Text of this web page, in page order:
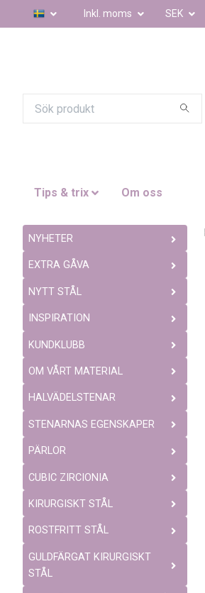
Inkl. moms SEK
Tips & trix Om oss
NYHETER
EXTRA GÅVA
NYTT STÅL
INSPIRATION
KUNDKLUBB
OM VÅRT MATERIAL
HALVÄDELSTENAR
STENARNAS EGENSKAPER
PÄRLOR
CUBIC ZIRCIONIA
KIRURGISKT STÅL
ROSTFRITT STÅL
GULDFÄRGAT KIRURGISKT
STÅL